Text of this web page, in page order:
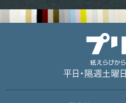
平日・隔週土曜日